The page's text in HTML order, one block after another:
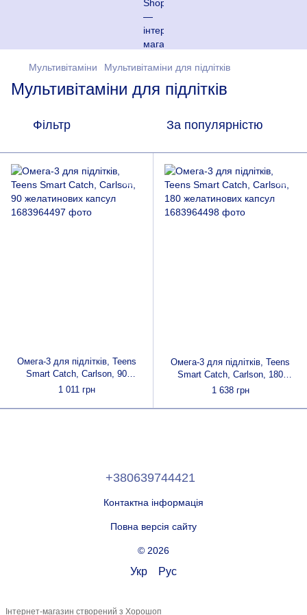
Мультивітаміни Мультивітаміни для підлітків
Мультивітаміни для підлітків
Фільтр За популярністю
Омега-3 для підлітків, Teens
Smart Catch, Carlson, 90
желатинових капсул
1 011 грн
Омега-3 для підлітків, Teens
Smart Catch, Carlson, 180
желатинових капсул
1 638 грн
+380639744421
Контактна інформація
Повна версія сайту
© 2026
Укр Рус
Інтернет-магазин створений з Хорошоп